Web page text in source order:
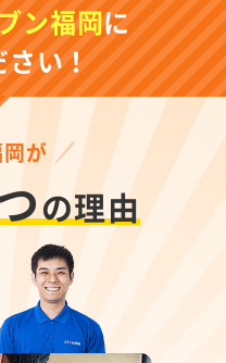
ン福岡に
さい！
が
の理由